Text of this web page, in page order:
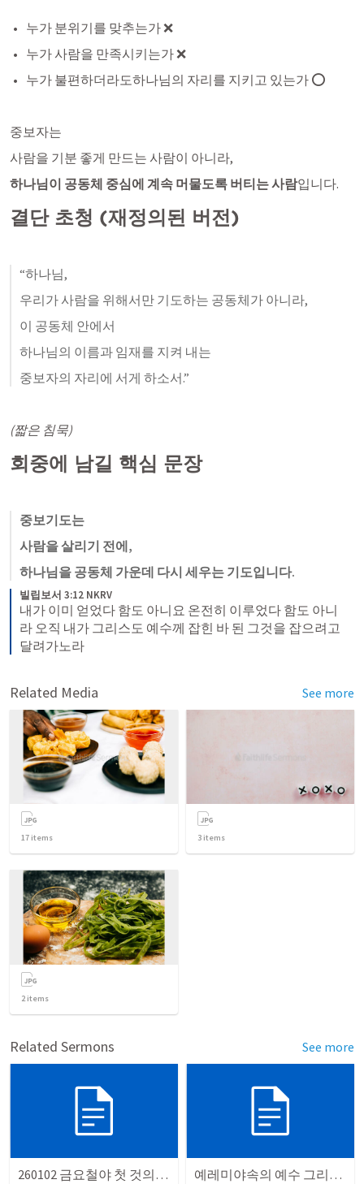
누가 분위기를 맞추는가 ❌
누가 사람을 만족시키는가 ❌
누가 불편하더라도하나님의 자리를 지키고 있는가 ⭕
중보자는
사람을 기분 좋게 만드는 사람이 아니라,
하나님이 공동체 중심에 계속 머물도록 버티는 사람입니다.
결단 초청 (재정의된 버전)
“하나님,
우리가 사람을 위해서만 기도하는 공동체가 아니라,
이 공동체 안에서
하나님의 이름과 임재를 지켜 내는
중보자의 자리에 서게 하소서.”
(짧은 침묵)
회중에 남길 핵심 문장
중보기도는
사람을 살리기 전에,
하나님을 공동체 가운데 다시 세우는 기도입니다.
빌립보서 3:12 NKRV
내가 이미 얻었다 함도 아니요 온전히 이루었다 함도 아니
라 오직 내가 그리스도 예수께 잡힌 바 된 그것을 잡으려고
달려가노라
Related Media See more
17 items 3 items
2items
Related Sermons See more
260102 금요철야 첫 것의 소중함 예레미야속의 예수 그리스도